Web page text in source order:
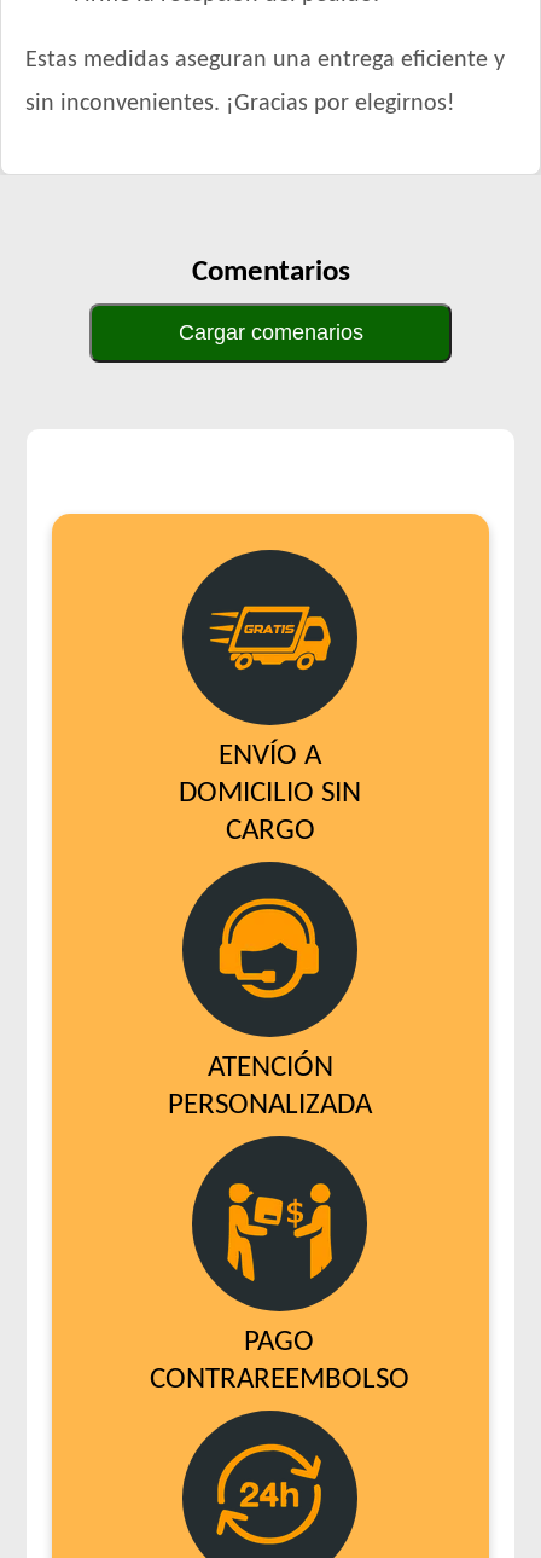
Estas medidas aseguran una entrega eficiente y
sin inconvenientes. ¡Gracias por elegirnos!
Comentarios
Cargar comenarios
ENVÍO A
DOMICILIO SIN
CARGO
ATENCIÓN
PERSONALIZADA
PAGO
CONTRAREEMBOLSO